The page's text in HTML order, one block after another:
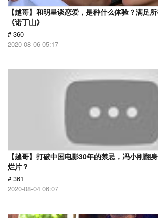
【越哥】和明星谈恋爱，是种什么体验？满足
《诺丁山》
# 360
2020-08-06 05:17
【越哥】打破中国电影30年的禁忌，冯小刚翻
烂片？
# 361
2020-08-04 06:07